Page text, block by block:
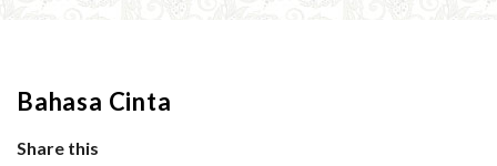
Bahasa Cinta
Share this